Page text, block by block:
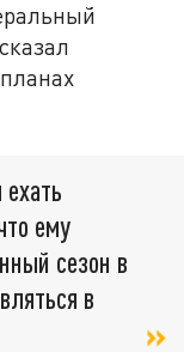
ему
сезон в
в